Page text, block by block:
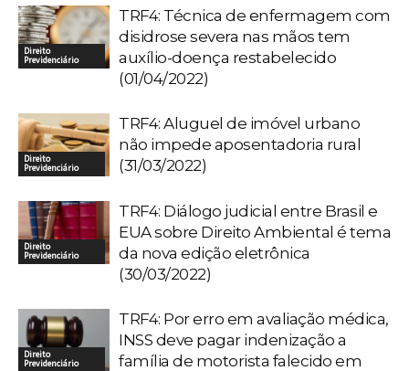
Direito
Previdenciário
TRF4: Técnica de enfermagem com
disidrose severa nas mãos tem
auxílio-doença restabelecido
(01/04/2022)
Direito
Previdenciário
TRF4: Aluguel de imóvel urbano
não impede aposentadoria rural
(31/03/2022)
Direito
Previdenciário
TRF4: Diálogo judicial entre Brasil e
EUA sobre Direito Ambiental é tema
da nova edição eletrônica
(30/03/2022)
Direito
Previdenciário
TRF4: Por erro em avaliação médica,
INSS deve pagar indenização a
família de motorista falecido em